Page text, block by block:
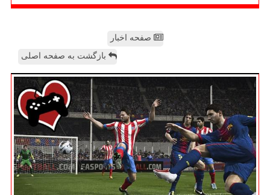
صفحه اخبار
بازگشت به صفحه اصلی